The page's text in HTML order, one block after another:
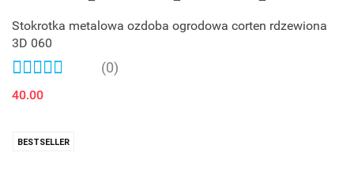
Stokrotka metalowa ozdoba ogrodowa corten rdzewiona
3D 060
(0)
40.00
BESTSELLER